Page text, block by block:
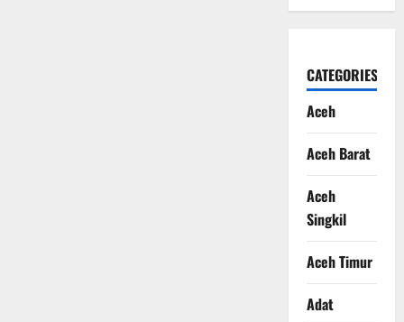
CATEGORIES
Aceh
Aceh Barat
Aceh
Singkil
Aceh Timur
Adat